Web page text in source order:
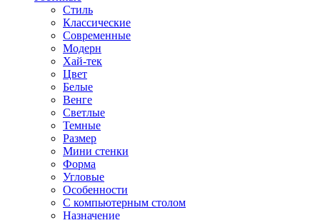
Стиль
Классические
Современные
Модерн
Хай-тек
Цвет
Белые
Венге
Светлые
Темные
Размер
Мини стенки
Форма
Угловые
Особенности
С компьютерным столом
Назначение